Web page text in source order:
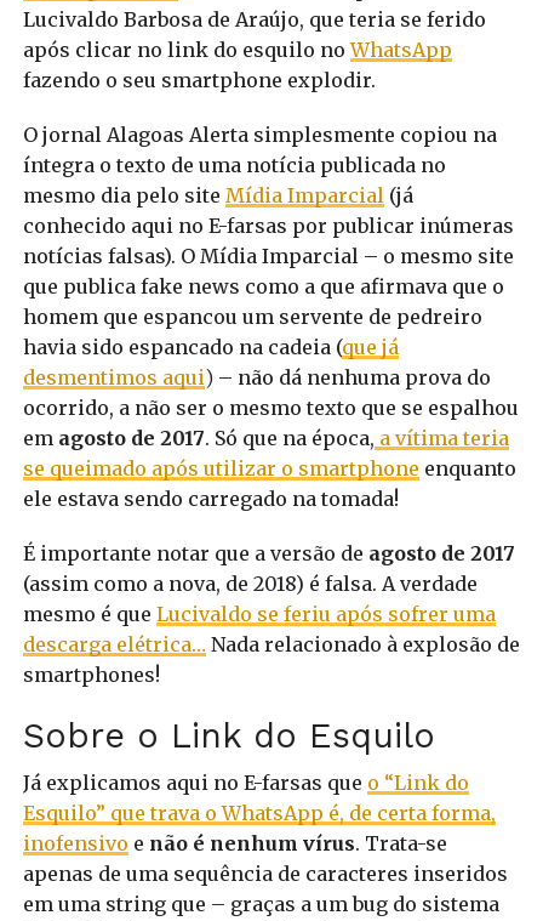
Lucivaldo Barbosa de Araújo, que teria se ferido
após clicar no link do esquilo noWhatsApp
fazendo o seu smartphone explodir.
O jornal Alagoas Alerta simplesmente copiou na
íntegra o texto de uma notícia publicada no
mesmo dia pelo site Mídia Imparcial(já
conhecido aqui no E-farsas por publicar inúmeras
notícias falsas). O Mídia Imparcial – o mesmo site
que publica fake news como a que afirmava que o
homem que espancou um servente de pedreiro
havia sido espancado na cadeia (que já
desmentimos aqui)– não dá nenhuma prova do
ocorrido, a não ser o mesmo texto que se espalhou
em agosto de 2017. Só que na época, a vítima teria
se queimado após utilizar o smartphone enquanto
ele estava sendo carregado na tomada!
É importante notar que a versão de agosto de 2017
(assim como a nova, de 2018) é falsa. A verdade
mesmo é que Lucivaldo se feriu após sofrer uma
descarga elétrica… Nada relacionado à explosão de
smartphones!
Sobre o Link do Esquilo
Já explicamos aqui no E-farsas que o “Link do
Esquilo” que trava o WhatsApp é, de certa forma,
inofensivo e não é nenhum vírus. Trata-se
apenas de uma sequência de caracteres inseridos
em uma string que – graças a um bug do sistema